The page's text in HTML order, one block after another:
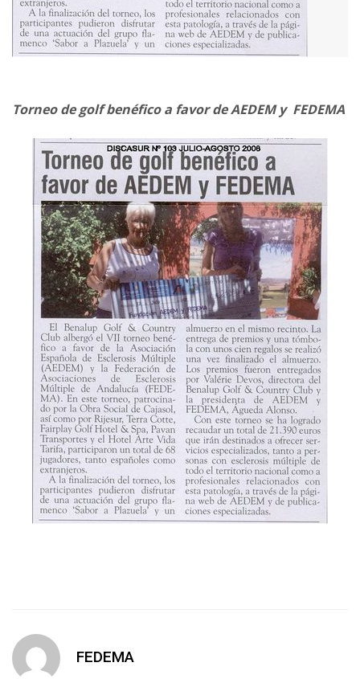
Torneo de golf benéfico a favor de AEDEM y FEDEMA
FEDEMA